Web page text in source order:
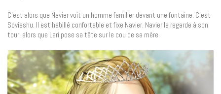
C’est alors que Navier voit un homme familier devant une fontaine. C’est
Sovieshu. Il est habillé confortable et fixe Navier. Navier le regarde à son
tour, alors que Lari pose sa tête sur le cou de sa mère.